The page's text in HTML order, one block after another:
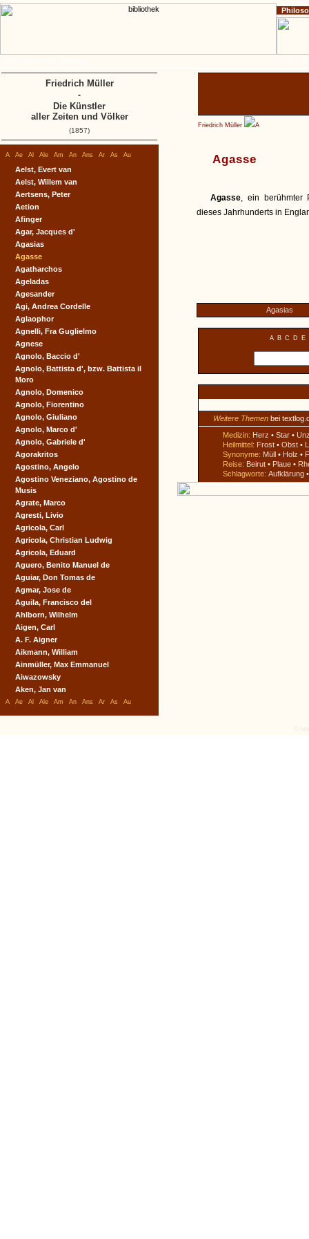
Friedrich Müller A
Agasse
Agasse, ein berühmter
dieses Jahrhunderts in
Agasias
A B C D E
Weitere Themen bei
Medizin: Herz • Star •
Heilmittel: Frost • Obst •
Synonyme: Müll • Holz •
Reise: Beirut • Plaue •
Schlagworte: Aufklärung
A Ae Al Ale Am An Ans Ar As Au
Aelst, Evert van
Aelst, Willem van
Aertsens, Peter
Aetion
Afinger
Agar, Jacques d'
Agasias
Agasse
Agatharchos
Ageladas
Agesander
Agi, Andrea Cordelle
Aglaophor
Agnelli, Fra Guglielmo
Agnese
Agnolo, Baccio d'
Agnolo, Battista d', bzw. Battista il
Moro
Agnolo, Domenico
Agnolo, Fiorentino
Agnolo, Giuliano
Agnolo, Marco d'
Agnolo, Gabriele d'
Agorakritos
Agostino, Angelo
Agostino Veneziano, Agostino de
Musis
Agrate, Marco
Agresti, Livio
Agricola, Carl
Agricola, Christian Ludwig
Agricola, Eduard
Aguero, Benito Manuel de
Aguiar, Don Tomas de
Agmar, Jose de
Aguila, Francisco del
Ahlborn, Wilhelm
Aigen, Carl
A. F. Aigner
Aikmann, William
Ainmüller, Max Emmanuel
Aiwazowsky
Aken, Jan van
A Ae Al Ale Am An Ans Ar As Au
Friedrich Müller
-
Die Künstler
aller Zeiten und Völker
(1857)